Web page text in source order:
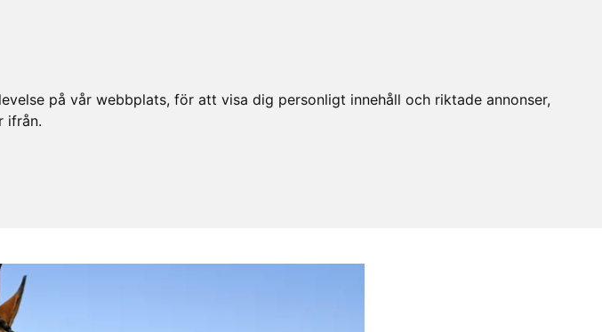
på vår webbplats, för att visa dig personligt innehåll och riktade annonser,
ifrån.